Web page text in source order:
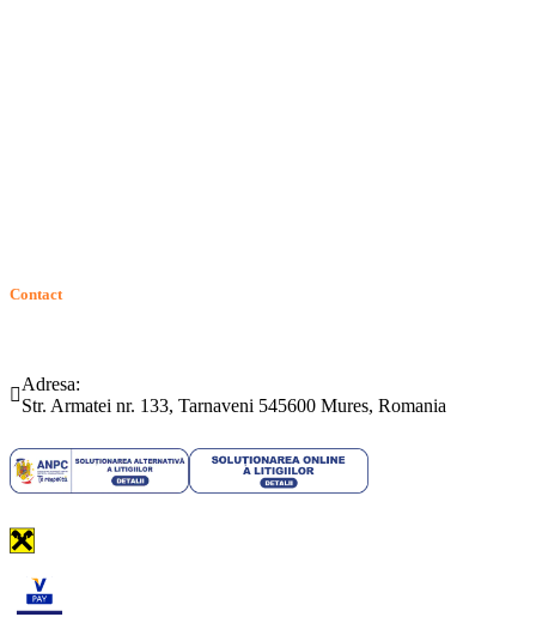
Contact
Adresa:
Str. Armatei nr. 133, Tarnaveni 545600 Mures, Romania